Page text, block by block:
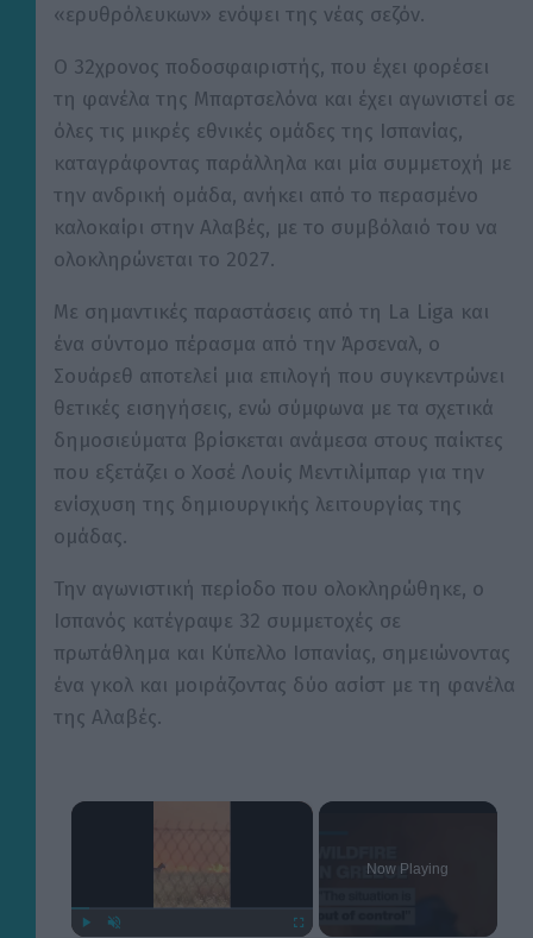
«ερυθρόλευκων» ενόψει της νέας σεζόν.
Ο 32χρονος ποδοσφαιριστής, που έχει φορέσει
τη φανέλα της Μπαρτσελόνα και έχει αγωνιστεί σε
όλες τις μικρές εθνικές ομάδες της Ισπανίας,
καταγράφοντας παράλληλα και μία συμμετοχή με
την ανδρική ομάδα, ανήκει από το περασμένο
καλοκαίρι στην Αλαβές, με το συμβόλαιό του να
ολοκληρώνεται το 2027.
Με σημαντικές παραστάσεις από τη La Liga και
ένα σύντομο πέρασμα από την Άρσεναλ, ο
Σουάρεθ αποτελεί μια επιλογή που συγκεντρώνει
θετικές εισηγήσεις, ενώ σύμφωνα με τα σχετικά
δημοσιεύματα βρίσκεται ανάμεσα στους παίκτες
που εξετάζει ο Χοσέ Λουίς Μεντιλίμπαρ για την
ενίσχυση της δημιουργικής λειτουργίας της
ομάδας.
Την αγωνιστική περίοδο που ολοκληρώθηκε, ο
Ισπανός κατέγραψε 32 συμμετοχές σε
πρωτάθλημα και Κύπελλο Ισπανίας, σημειώνοντας
ένα γκολ και μοιράζοντας δύο ασίστ με τη φανέλα
της Αλαβές.
×
Now Playing